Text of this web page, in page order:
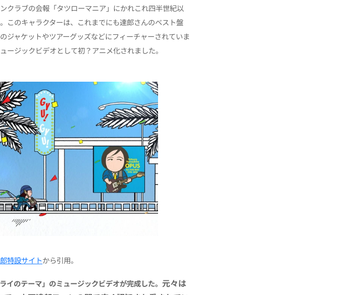
クラブの会報「タツローマニア」にかれこれ四半世紀以
このキャラクターは、これまでにも達郎さんのベスト盤
のジャケットやツアーグッズなどにフィーチャーされていま
ージックビデオとして初？アニメ化されました。
特設サイトから引用。
のテーマ」のミュージックビデオが完成した。 元々は